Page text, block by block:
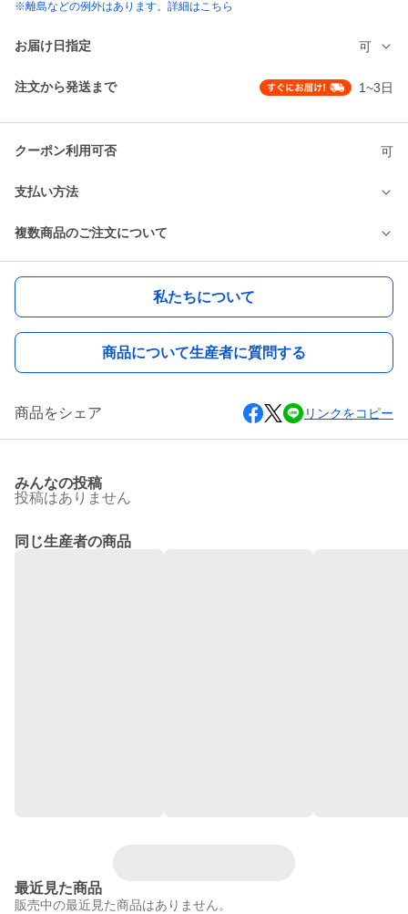
※離島などの例外はあります。詳細はこちら
お届け日指定 可
注文から発送まで 1~3日
クーポン利用可否 可
支払い方法
複数商品のご注文について
私たちについて
商品について生産者に質問する
商品をシェア リンクをコピー
みんなの投稿
投稿はありません
同じ生産者の商品
最近見た商品
販売中の最近見た商品はありません。